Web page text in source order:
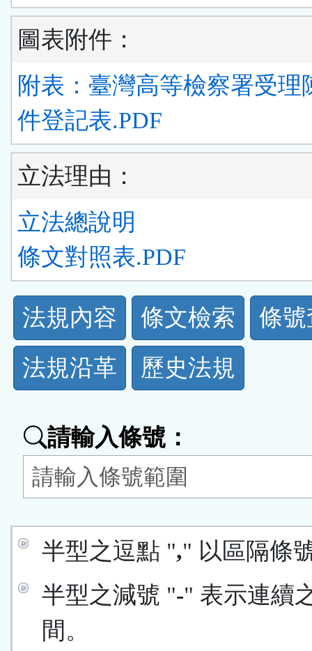
圖表附件：
附表：臺灣高等檢察署受理
件登記表.PDF
立法理由：
立法總說明
條文對照表.PDF
法
規
功
按
鈕
法規內容 條文檢索
條
法規沿革
歷史法規
請輸入條號：
半型之逗點 "," 以區隔條
半型之減號 "-" 表示連續
間。